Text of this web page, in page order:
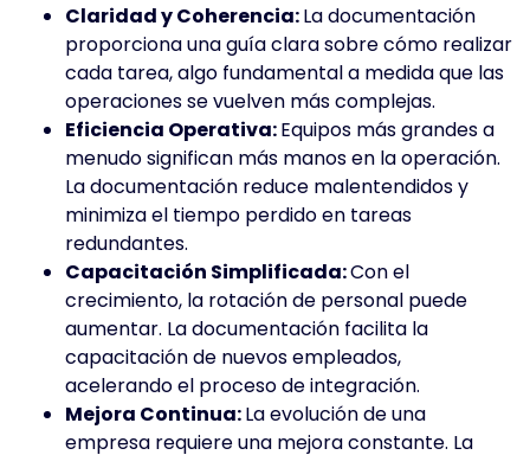
Claridad y Coherencia:La documentación
proporciona una guía clara sobre cómo realizar
cada tarea, algo fundamental a medida que las
operaciones se vuelven más complejas.
Eficiencia Operativa:Equipos más grandes a
menudo significan más manos en la operación.
La documentación reduce malentendidos y
minimiza el tiempo perdido en tareas
redundantes.
Capacitación Simplificada:Con el
crecimiento, la rotación de personal puede
aumentar. La documentación facilita la
capacitación de nuevos empleados,
acelerando el proceso de integración.
Mejora Continua:La evolución de una
empresa requiere una mejora constante. La